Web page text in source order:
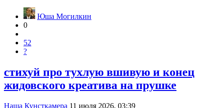
Юша Могилкин
0
52
?
стихуй про тухлую вшивую и конец
жидовского креатива на прушке
Наша Кунсткамера 11 июля 2026, 03:39